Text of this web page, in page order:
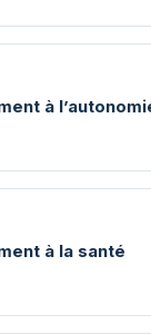
à
à la santé